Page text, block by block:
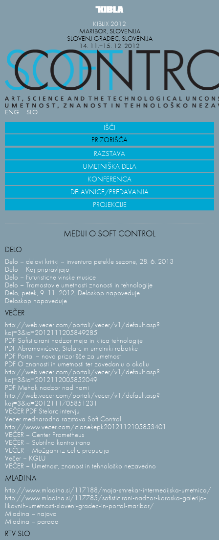
KIBLIX 2012
MARIBOR, SLOVENIJA
SLOVENJ GRADEC, SLOVENIJA
14. 11.−15. 12. 2012
ENG SLO
IŠČI
PRIZORIŠČA
RAZSTAVA
UMETNIŠKA DELA
KONFERENCA
DELAVNICE/PREDAVANJA
PROJEKCIJE
MEDIJI O SOFT CONTROL
DELO
Delo – delovi kritiki – inventura petekle sezone, 28. 6. 2013
Delo – Kaj pripravljajo
Delo – Futuristicne vinske musice
Delo – Tromostovje umetnosti znanosti in tehnologije
Delo, petek, 9. 11. 2012, Deloskop napoveduje
Deloskop napoveduje
VEČER
http://web.vecer.com/portali/vecer/v1/default.asp?
kaj=3&id=2012111205849285
PDF Sofisticirani nadzor meja in klica tehnologije
PDF Abramovićeva, Stelarc in umetniki robotike
PDF Portal – novo prizorišče za umetnost
PDF O znanosti in umetnosti ter zavedanju o okolju
http://web.vecer.com/portali/vecer/v1/default.asp?
kaj=3&id=2012112005852049
PDF Mehak nadzor nad nami
http://web.vecer.com/portali/vecer/v1/default.asp?
kaj=3&id=2012111705851231
VEČER PDF Stelarc intervju
Vecer mednarodna razstava Soft Control
http://www.vecer.com/clanekepk2012112105853401
VEČER – Center Prometheus
VEČER – Subtilno kontrolirano
VEČER – Možgani iz celic prepucija
Večer – KGLU
VEČER – Umetnost, znanost in tehnološko nezavedno
MLADINA
http://www.mladina.si/117188/maja-smrekar-intermedijska-umetnica/
http://www.mladina.si/117785/sofisticirani-nadzor-koroska-galerija-
likovnih-umetnosti-slovenj-gradec-in-portal-maribor/
Mladina – najava
Mladina – parada
RTV SLO